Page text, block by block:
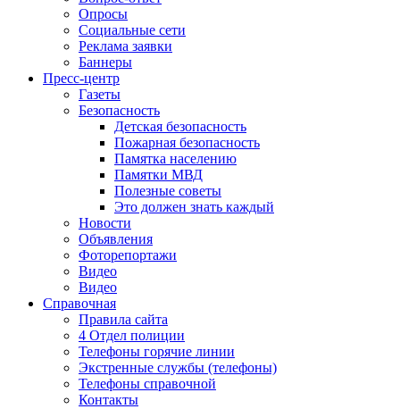
Опросы
Социальные сети
Реклама заявки
Баннеры
Пресс-центр
Газеты
Безопасность
Детская безопасность
Пожарная безопасность
Памятка населению
Памятки МВД
Полезные советы
Это должен знать каждый
Новости
Объявления
Фоторепортажи
Видео
Видео
Справочная
Правила сайта
4 Отдел полиции
Телефоны горячие линии
Экстренные службы (телефоны)
Телефоны справочной
Контакты